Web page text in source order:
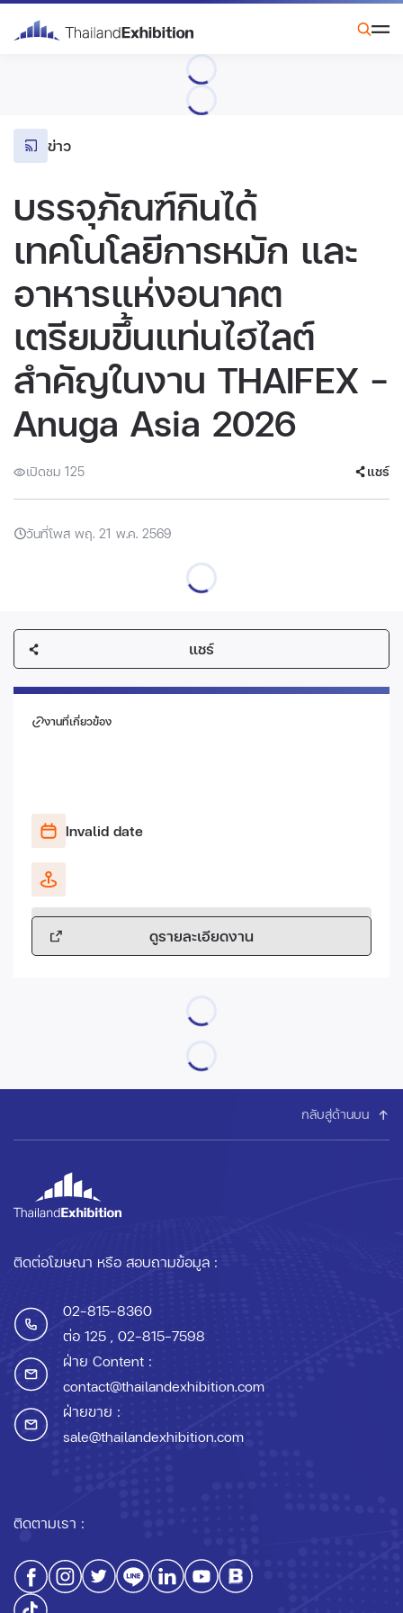
ข่าว
บรรจุภัณฑ์กินได้
เทคโนโลยีการหมัก และ
อาหารแห่งอนาคต
เตรียมขึ้นแท่นไฮไลต์
สำคัญในงาน THAIFEX –
Anuga Asia 2026
เปิดชม 125 แชร์
วันที่โพส พฤ. 21 พ.ค. 2569
แชร์
งานที่เกี่ยวข้อง
Invalid date
ดูรายละเอียดงาน
กลับสู่ด้านบน
ติดต่อโฆษณา หรือ สอบถามข้อมูล :
02-815-8360
ต่อ 125 , 02-815-7598
ฝ่าย Content :
contact@thailandexhibition.com
ฝ่ายขาย :
sale@thailandexhibition.com
ติดตามเรา :